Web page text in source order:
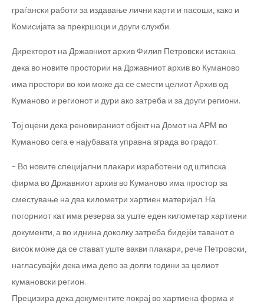
граѓански работи за издавање лични карти и пасоши, како и
Комисијата за прекршоци и други служби.
Директорот на Државниот архив Филип Петровски истакна
дека во новите простории на Државниот архив во Куманово
има простори во кои може да се смести целиот Архив од
Куманово и регионот и дури ако затреба и за други региони.
Тој оцени дека реновираниот објект на Домот на АРМ во
Куманово сега е најубавата управна зграда во градот.
– Во новите специјални плакари изработени од штипска
фирма во Државниот архив во Куманово има простор за
сместување на два километри хартиен материјал. На
погорниот кат има резерва за уште еден километар хартиени
документи, а во иднина доколку затреба бидејќи таванот е
висок може да се стават уште вакви плакари, рече Петровски,
нагласувајќи дека има депо за долги години за целиот
кумановски регион.
Прецизира дека документите покрај во хартиена форма и